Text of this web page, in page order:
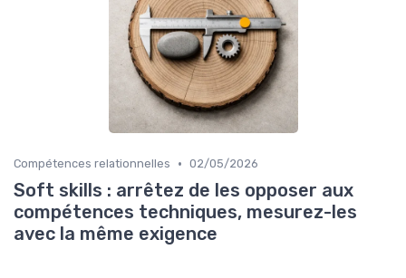
Compétences relationnelles • 02/05/2026
Soft skills : arrêtez de les opposer aux
compétences techniques, mesurez-les
avec la même exigence